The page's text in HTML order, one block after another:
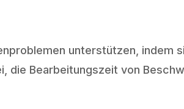
unterstützen, indem
die Bearbeitungszeit von